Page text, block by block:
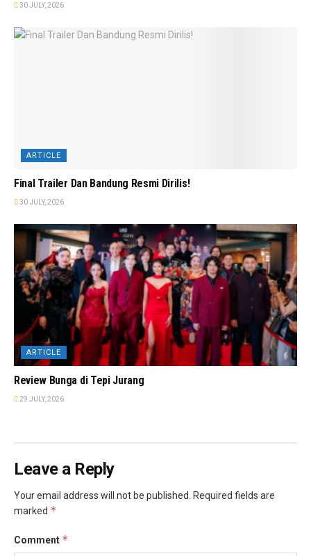
30 JULY, 2026
ARTICLE
Final Trailer Dan Bandung Resmi Dirilis!
30 JULY, 2026
ARTICLE
Review Bunga di Tepi Jurang
29 JULY, 2026
Leave a Reply
Your email address will not be published.
Required fields are
marked *
Comment *